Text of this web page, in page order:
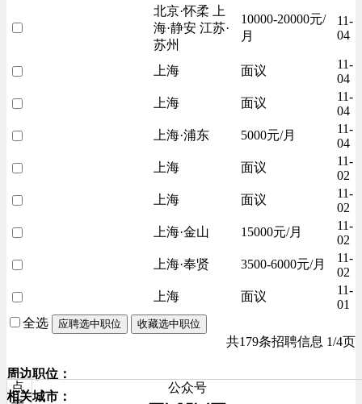
北京·怀柔 上
海·静安 江苏·
苏州
10000-20000元/
月
11-
04
上海 面议
11-
04
上海
面议
11-
04
上海·浦东
5000元/月
11-
04
上海
面议
11-
02
上海
面议
11-
02
上海·金山
15000元/月
11-
02
上海·奉贤
3500-6000元/月
11-
02
上海
面议
11-
01
全选
应聘选中职位 收藏选中职位
共179条招聘信息 1/4页
周边职位：
相关城市：
点
公众号